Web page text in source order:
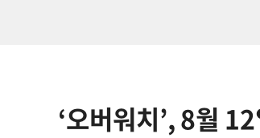
‘오버워치’, 8월